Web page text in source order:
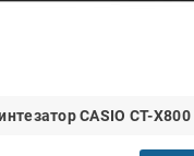
CASIO CT-X800